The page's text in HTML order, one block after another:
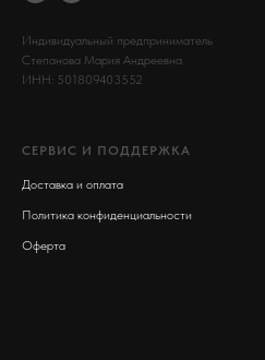
Индивидуальный предприниматель
Степанова Мария Андреевна
ИНН: 501809403552
СЕРВИС И ПОДДЕРЖКА
Доставка и оплата
Политика конфиденциальности
Оферта